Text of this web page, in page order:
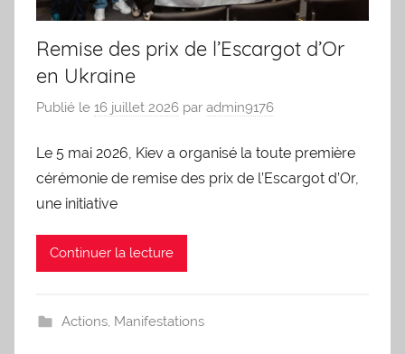
Remise des prix de l’Escargot d’Or
en Ukraine
Publié le 16 juillet 2026 par admin9176
Le 5 mai 2026, Kiev a organisé la toute première
cérémonie de remise des prix de l’Escargot d’Or,
une initiative
Continuer la lecture
Actions, Manifestations